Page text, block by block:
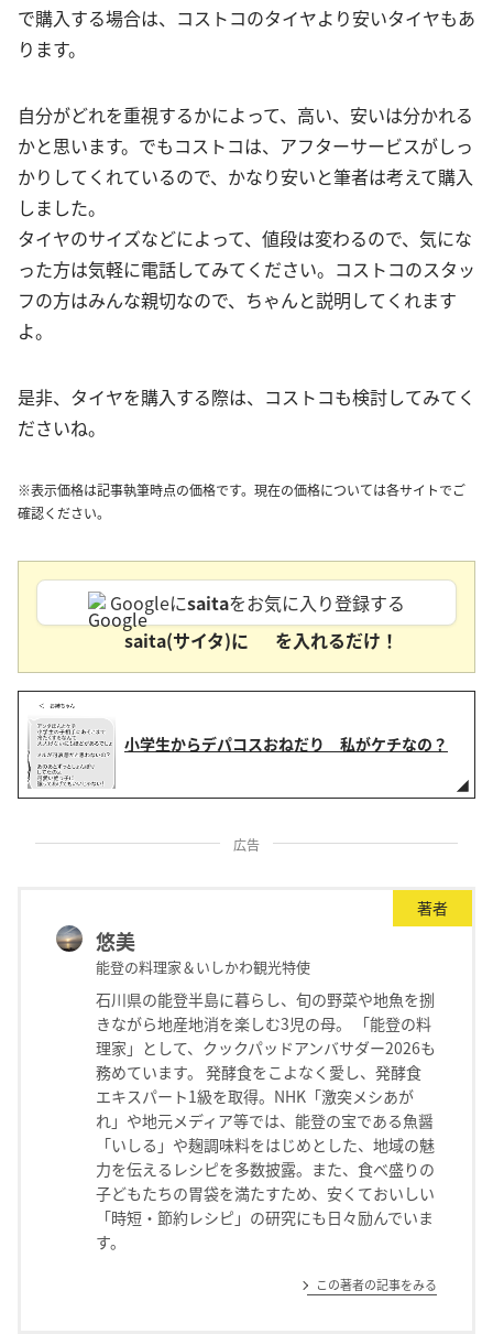
で購入する場合は、コストコのタイヤより安いタイヤもあ
ります。
自分がどれを重視するかによって、高い、安いは分かれる
かと思います。でもコストコは、アフターサービスがしっ
かりしてくれているので、かなり安いと筆者は考えて購入
しました。
タイヤのサイズなどによって、値段は変わるので、気にな
った方は気軽に電話してみてください。コストコのスタッ
フの方はみんな親切なので、ちゃんと説明してくれます
よ。
是非、タイヤを購入する際は、コストコも検討してみてく
ださいね。
※表示価格は記事執筆時点の価格です。現在の価格については各サイトでご
確認ください。
Googleにsaitaをお気に入り登録する
saita(サイタ)に
を入れるだけ！
小学生からデパコスおねだり 私がケチなの？
広告
著者
悠美
能登の料理家＆いしかわ観光特使
石川県の能登半島に暮らし、旬の野菜や地魚を捌
きながら地産地消を楽しむ3児の母。 「能登の料
理家」として、クックパッドアンバサダー2026も
務めています。 発酵食をこよなく愛し、発酵食
エキスパート1級を取得。NHK「激突メシあが
れ」や地元メディア等では、能登の宝である魚醤
「いしる」や麹調味料をはじめとした、地域の魅
力を伝えるレシピを多数披露。また、食べ盛りの
子どもたちの胃袋を満たすため、安くておいしい
「時短・節約レシピ」の研究にも日々励んでいま
す。
この著者の記事をみる